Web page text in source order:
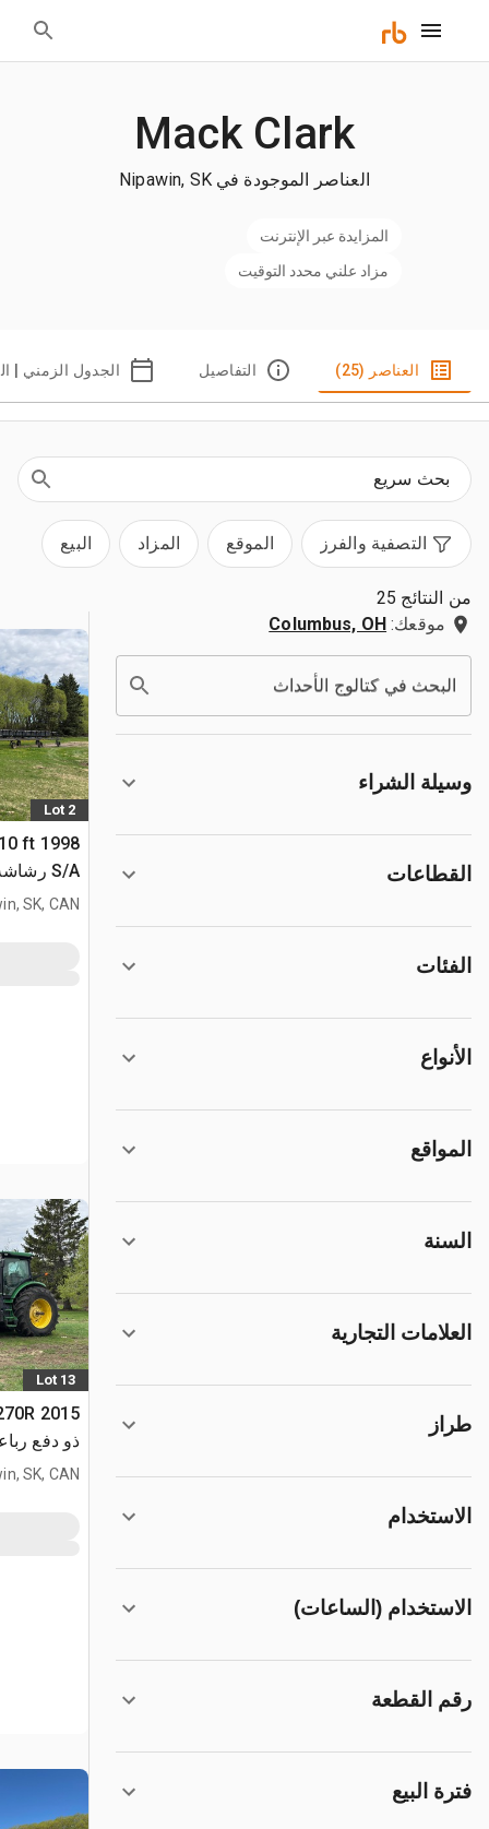
Mack Clark
العناصر الموجودة في Nipawin, SK
المزايدة عبر الإنترنت
مزاد علني محدد التوقيت
العناصر (25) التفاصيل الجدول الزمني |
التصفية والفرز الموقع المزاد البيع
من النتائج 25
موقعك: Columbus, OH
البحث في كتالوج الأحداث
وسيلة الشراء
القطاعات
الفئات
الأنواع
المواقع
السنة
العلامات التجارية
طراز
الاستخدام
الاستخدام (الساعات)
رقم القطعة
فترة البيع
Lot 2
ft
S/A رشاشة من نوع السحب
SK, CAN
Lot 13
ذو دفع
SK, CAN